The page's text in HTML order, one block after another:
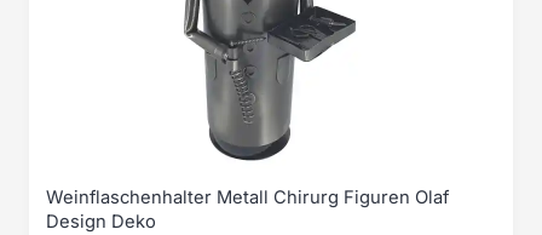
Weinflaschenhalter Metall Chirurg Figuren Olaf
Design Deko